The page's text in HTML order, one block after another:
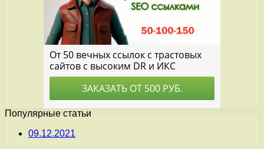
Популярные статьи
09.12.2021